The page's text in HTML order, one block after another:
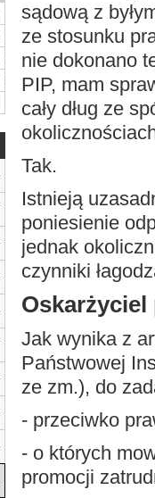
sądową z
ze stosunku
nie dokonano
PIP, mam
cały dług ze
Tak.
Istnieją
poniesienie
jednak
czynniki
Jak wynika z
Państwowej
ze zm.), do
- przeciwko
- o których
promocji